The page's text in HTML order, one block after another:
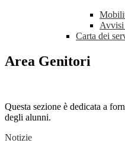
Avvisi
Carta dei
Area Genitori
Questa sezione è dedicata a
degli alunni.
Notizie